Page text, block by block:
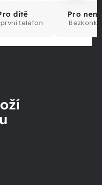
dítě
telefon
Pro